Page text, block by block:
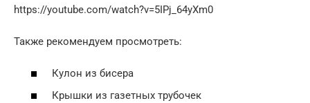
https://youtube.com/watch?v=5IPj_64yXm0
Также рекомендуем просмотреть:
Кулон из бисера
Крышки из газетных трубочек